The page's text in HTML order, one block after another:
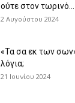
ούτε στον τωρινό...
2 Αυγούστου 2024
«Τα σα εκ των
λόγια;
21 Ιουνίου 2024